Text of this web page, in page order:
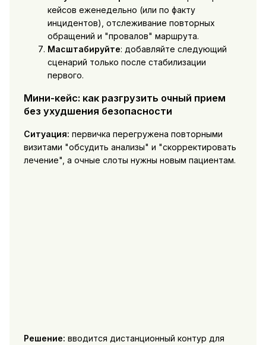
кейсов еженедельно (или по факту
инцидентов), отслеживание повторных
обращений и "провалов" маршрута.
Масштабируйте: добавляйте следующий
сценарий только после стабилизации
первого.
Мини-кейс: как разгрузить очный прием
без ухудшения безопасности
Ситуация: первичка перегружена повторными
визитами "обсудить анализы" и "скорректировать
лечение", а очные слоты нужны новым пациентам.
Решение: вводится дистанционный контур для